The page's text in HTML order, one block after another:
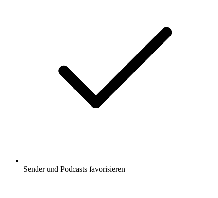
Sender und Podcasts favorisieren